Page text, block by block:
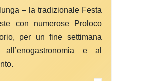
– la tradizionale Festa
con numerose Proloco
per un fine settimana
all’enogastronomia e al